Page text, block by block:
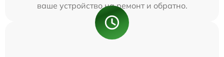
ваше устройство на ремонт и обратно.